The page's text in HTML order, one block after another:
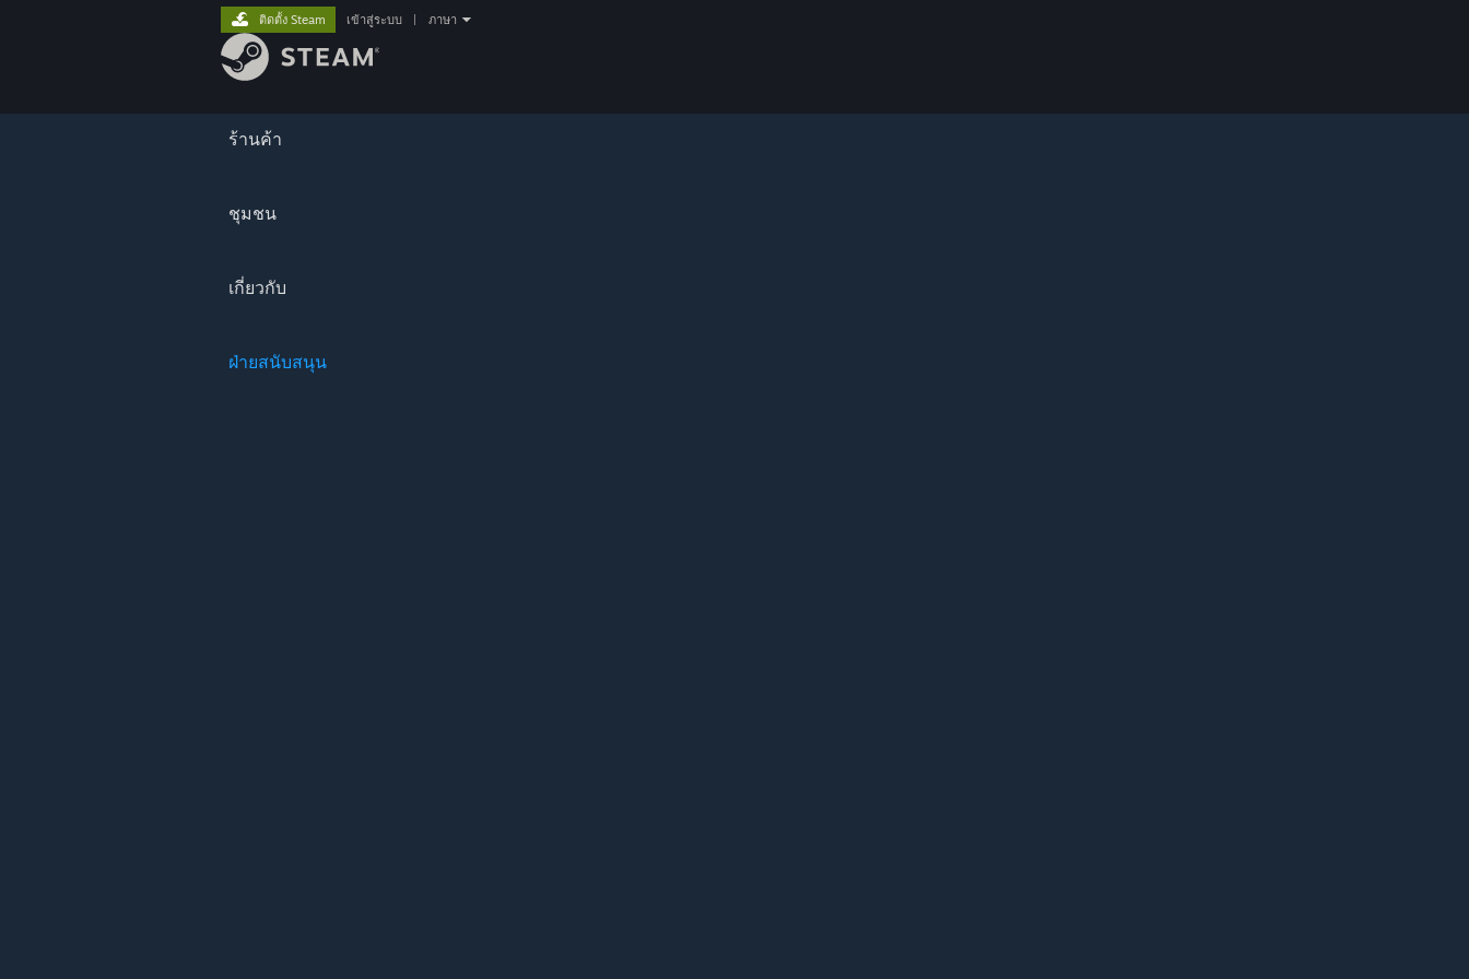
ร้านค้า
ชุมชน
เกี่ยวกับ
ฝ่ายสนับสนุน
ติดตั้ง Steam เข้าสู่ระบบ ภาษา